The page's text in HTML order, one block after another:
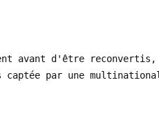
avant d'être
par une